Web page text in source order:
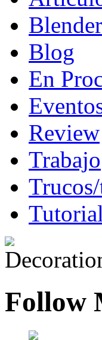
Blender
Blog
En
Review
Trabajo
Follow